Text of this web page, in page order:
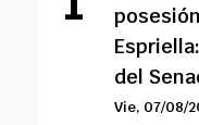
del
Vie, 07/08/